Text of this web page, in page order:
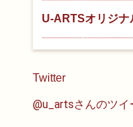
U-ARTSオリジナ
Twitter
@u_artsさんのツイ